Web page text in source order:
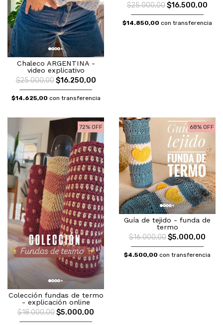
Chaleco ARGENTINA -
video explicativo
$25.000,00$16.250,00
$14.625,00 con transferencia
$25.000,00$16.500,00
$14.850,00 con transferencia
72% OFF
Colección fundas de termo
- explicación online
$18.000,00$5.000,00
68% OFF
Guía de tejido - funda de
termo
$16.000,00$5.000,00
$4.500,00 con transferencia